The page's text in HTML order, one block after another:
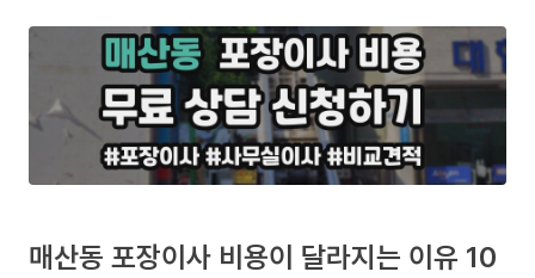
매산동 포장이사 비용이 달라지는 이유 10